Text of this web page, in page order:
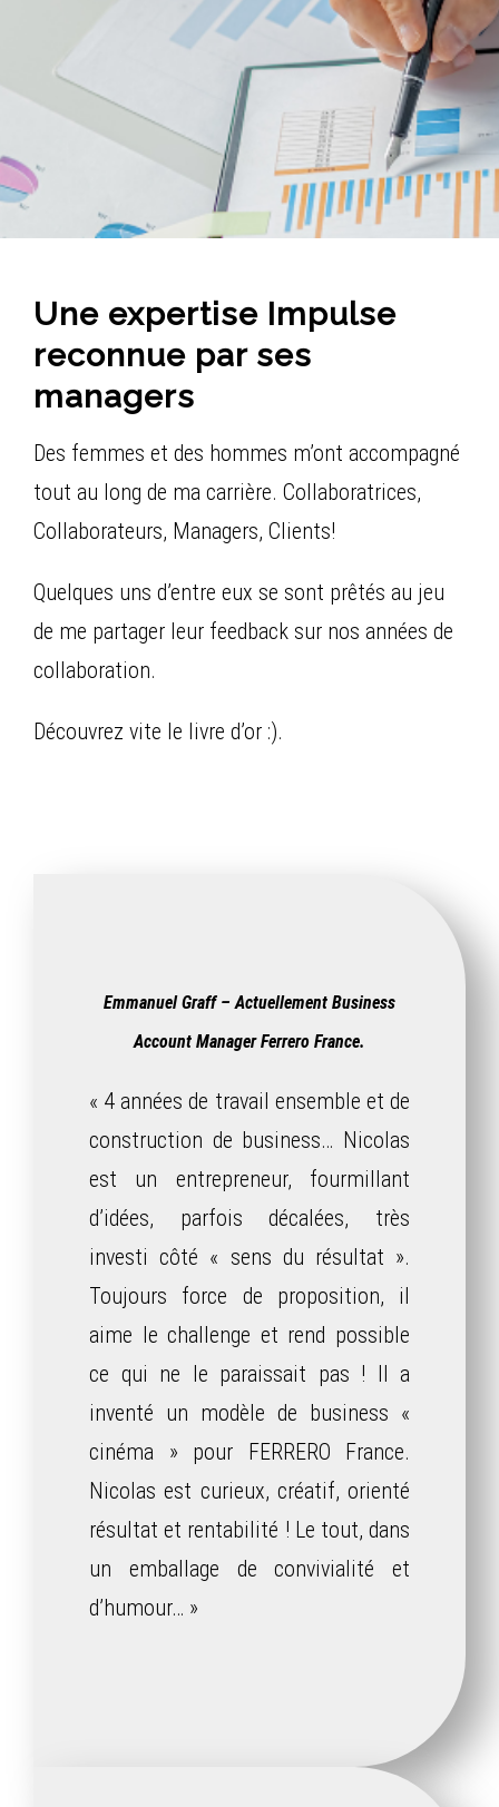
Une expertise Impulse
reconnue par ses
managers
Des femmes et des hommes m’ont accompagné
tout au long de ma carrière. Collaboratrices,
Collaborateurs, Managers, Clients!
Quelques uns d’entre eux se sont prêtés au jeu
de me partager leur feedback sur nos années de
collaboration.
Découvrez vite le livre d’or :).
Emmanuel Graff – Actuellement Business
Account Manager Ferrero France.
« 4 années de travail ensemble et de
construction de business… Nicolas
est un entrepreneur, fourmillant
d’idées, parfois décalées, très
investi côté « sens du résultat ».
Toujours force de proposition, il
aime le challenge et rend possible
ce qui ne le paraissait pas ! Il a
inventé un modèle de business «
cinéma » pour FERRERO France.
Nicolas est curieux, créatif, orienté
résultat et rentabilité ! Le tout, dans
un emballage de convivialité et
d’humour… »